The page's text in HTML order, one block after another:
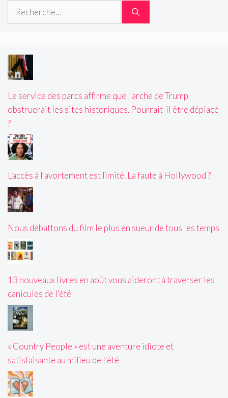
Rechercher :
Le service des parcs affirme que l'arche de Trump
obstruerait les sites historiques. Pourrait-il être déplacé
?
L’accès à l’avortement est limité. La faute à Hollywood ?
Nous débattons du film le plus en sueur de tous les temps
13 nouveaux livres en août vous aideront à traverser les
canicules de l'été
« Country People » est une aventure idiote et
satisfaisante au milieu de l'été